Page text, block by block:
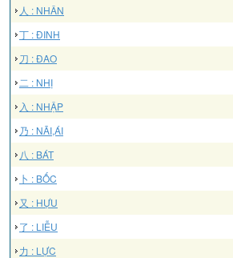
人 : NHÂN
丁 : ĐINH
刀 : ĐAO
二 : NHỊ
入 : NHẬP
乃 : NÃI,ÁI
八 : BÁT
卜 : BỐC
又 : HỰU
了 : LIỄU
力 : LỰC